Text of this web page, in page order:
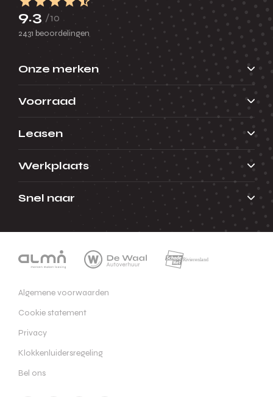
9.3 /10
2431 beoordelingen
Onze merken
Voorraad
Leasen
Werkplaats
Snel naar
Algemene voorwaarden
Cookie statement
Privacy
Klokkenluidersregeling
Bel ons